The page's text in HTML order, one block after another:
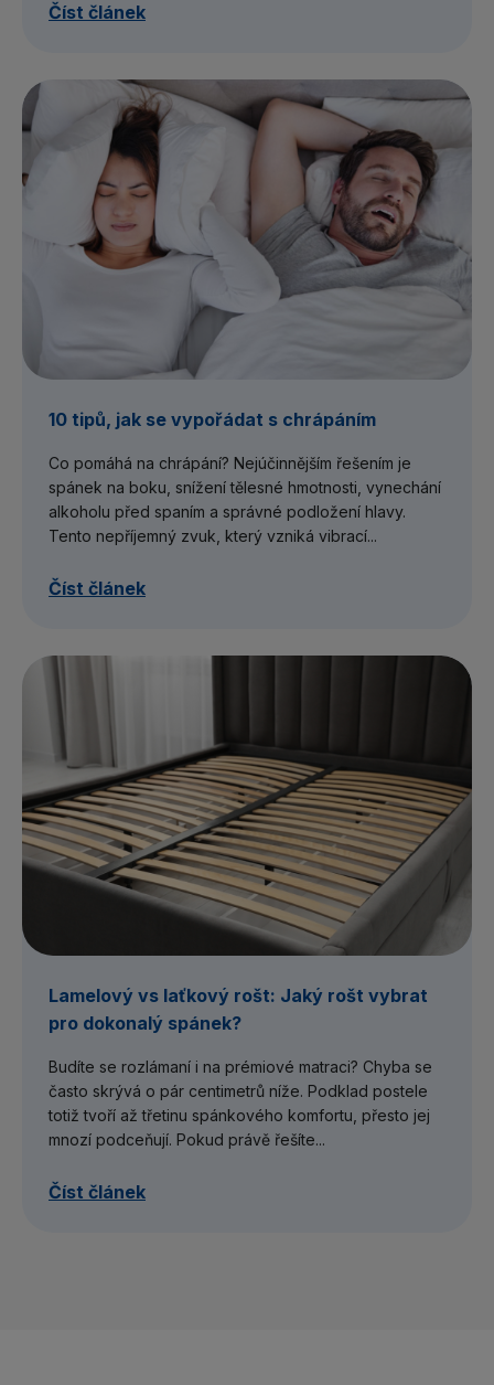
Číst článek
10 tipů, jak se vypořádat s chrápáním
Co pomáhá na chrápání? Nejúčinnějším řešením je
spánek na boku, snížení tělesné hmotnosti, vynechání
alkoholu před spaním a správné podložení hlavy.
Tento nepříjemný zvuk, který vzniká vibrací...
Číst článek
Lamelový vs laťkový rošt: Jaký rošt vybrat
pro dokonalý spánek?
Budíte se rozlámaní i na prémiové matraci? Chyba se
často skrývá o pár centimetrů níže. Podklad postele
totiž tvoří až třetinu spánkového komfortu, přesto jej
mnozí podceňují. Pokud právě řešíte...
Číst článek